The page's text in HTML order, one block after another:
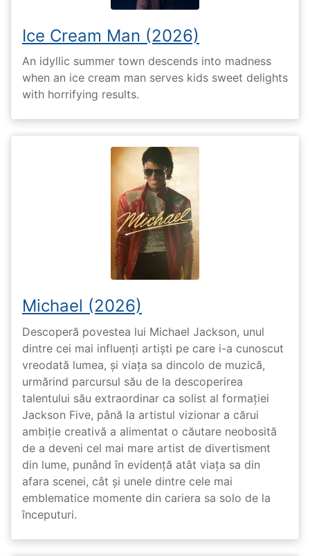
Ice Cream Man (2026)
An idyllic summer town descends into madness
when an ice cream man serves kids sweet delights
with horrifying results.
Michael (2026)
Descoperă povestea lui Michael Jackson, unul
dintre cei mai influenți artiști pe care i-a cunoscut
vreodată lumea, și viața sa dincolo de muzică,
urmărind parcursul său de la descoperirea
talentului său extraordinar ca solist al formației
Jackson Five, până la artistul vizionar a cărui
ambiție creativă a alimentat o căutare neobosită
de a deveni cel mai mare artist de divertisment
din lume, punând în evidență atât viața sa din
afara scenei, cât și unele dintre cele mai
emblematice momente din cariera sa solo de la
începuturi.